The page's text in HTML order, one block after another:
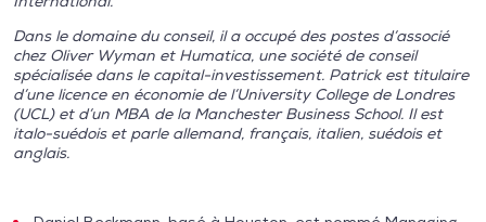
Dans le domaine du conseil, il a occupé des postes d’associé
chez Oliver Wyman et Humatica, une société de conseil
spécialisée dans le capital-investissement. Patrick est titulaire
d’une licence en économie de l’University College de Londres
(UCL) et d’un MBA de la Manchester Business School. Il est
italo-suédois et parle allemand, français, italien, suédois et
anglais.